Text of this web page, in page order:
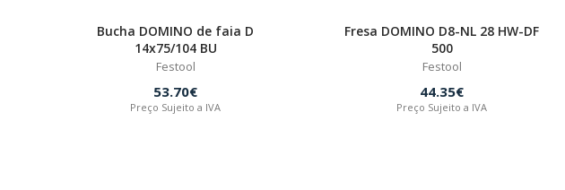
Bucha DOMINO de faia D
14x75/104 BU
Festool
53.70€
Preço Sujeito a IVA
Fresa DOMINO D8-NL 28 HW-DF
500
Festool
44.35€
Preço Sujeito a IVA